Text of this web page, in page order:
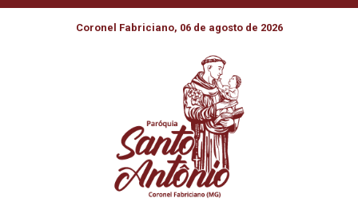
Coronel Fabriciano, 06 de agosto de 2026